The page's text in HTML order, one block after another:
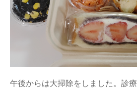
午後からは大掃除をしました。診